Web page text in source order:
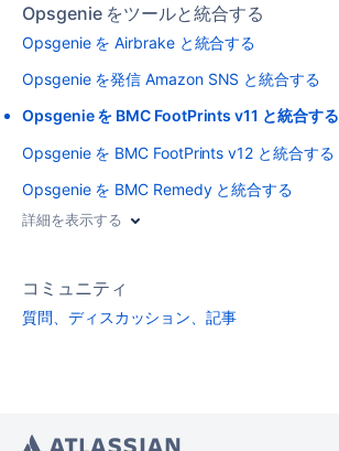
Opsgenie をツールと統合する
Opsgenie を Airbrake と統合する
Opsgenie を発信 Amazon SNS と統合する
Opsgenie を BMC FootPrints v11 と統合する
Opsgenie を BMC FootPrints v12 と統合する
Opsgenie を BMC Remedy と統合する
詳細を表示する
コミュニティ
質問、ディスカッション、記事